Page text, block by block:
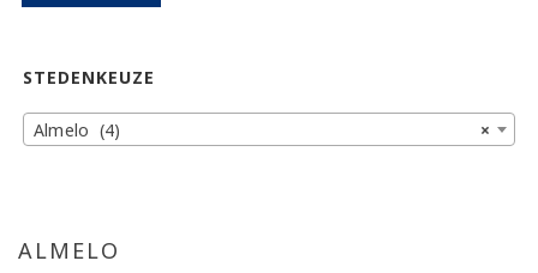
ALMELO
STEDENKEUZE
×
Almelo (4)